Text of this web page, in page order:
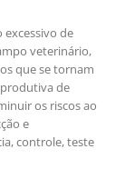
de
veterinário,
que se tornam
de
os riscos ao
e
controle, teste